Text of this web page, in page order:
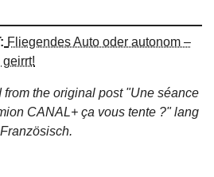
Fliegendes Auto oder autonom –
from the original post "Une séance
CANAL+ ça vous tente ?"lang
Französisch.